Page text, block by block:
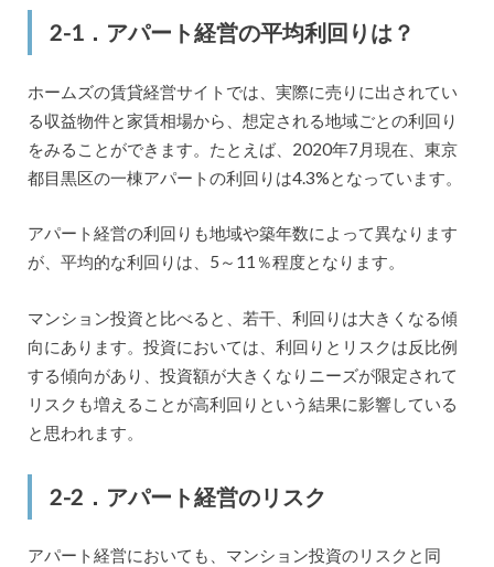
2-1．アパート経営の平均利回りは？
ホームズの賃貸経営サイトでは、実際に売りに出されてい
る収益物件と家賃相場から、想定される地域ごとの利回り
をみることができます。たとえば、2020年7月現在、東京
都目黒区の一棟アパートの利回りは4.3%となっています。
アパート経営の利回りも地域や築年数によって異なります
が、平均的な利回りは、5～11％程度となります。
マンション投資と比べると、若干、利回りは大きくなる傾
向にあります。投資においては、利回りとリスクは反比例
する傾向があり、投資額が大きくなりニーズが限定されて
リスクも増えることが高利回りという結果に影響している
と思われます。
2-2．アパート経営のリスク
アパート経営においても、マンション投資のリスクと同